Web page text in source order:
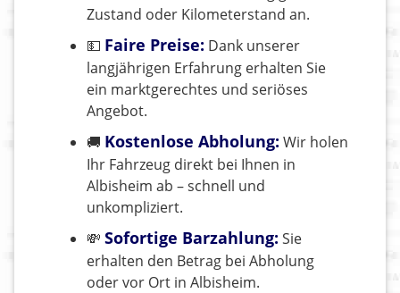
Zustand oder Kilometerstand an.
💵 Faire Preise: Dank unserer
langjährigen Erfahrung erhalten Sie
ein marktgerechtes und seriöses
Angebot.
🚚 Kostenlose Abholung: Wir holen
Ihr Fahrzeug direkt bei Ihnen in
Albisheim ab – schnell und
unkompliziert.
💸 Sofortige Barzahlung: Sie
erhalten den Betrag bei Abholung
oder vor Ort in Albisheim.